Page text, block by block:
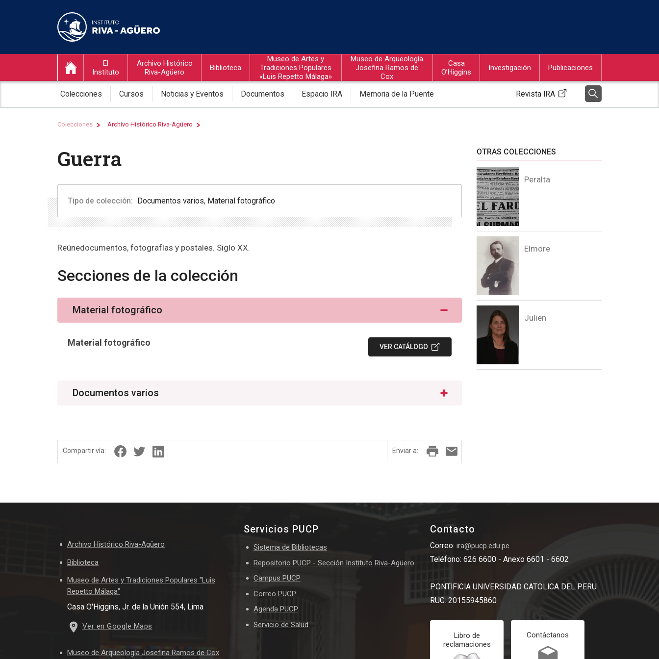
El
Instituto
Archivo Histórico
Riva-Agüero
Biblioteca
Museo de Artes y
Tradiciones Populares
«Luis Repetto Málaga»
Museo de Arqueología
Josefina Ramos de
Cox
Casa
O’Higgins
Investigación Publicaciones
Colecciones Cursos Noticias y Eventos Documentos Espacio IRA Memoria de la Puente Revista IRA
Colecciones Archivo Histórico Riva-Agüero
Guerra
Tipo de colección: Documentos varios, Material fotográfico
Reúnedocumentos, fotografías y postales. Siglo XX.
Secciones de la colección
Material fotográfico
Material fotográfico VER CATÁLOGO
Documentos varios
Compartir vía: Enviar a:
OTRAS COLECCIONES
Peralta
Elmore
Julien
Archivo Histórico Riva-Agüero
Biblioteca
Museo de Artes y Tradiciones Populares "Luis
Repetto Málaga"
Casa O'Higgins, Jr. de la Unión 554, Lima
Ver en Google Maps
Museo de Arqueología Josefina Ramos de Cox
Servicios PUCP
Sistema de Bibliotecas
Repositorio PUCP - Sección Instituto Riva-Agüero
Campus PUCP
Correo PUCP
Agenda PUCP
Servicio de Salud
Contacto
Correo: ira@pucp.edu.pe
Teléfono: 626 6600 - Anexo 6601 - 6602
PONTIFICIA UNIVERSIDAD CATOLICA DEL PERU
RUC: 20155945860
Libro de
reclamaciones
Contáctanos